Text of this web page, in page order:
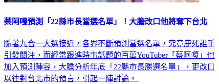
蔡阿嘎預測「22縣市長當選名單」！大膽改口他將奪下台北
隨著九合一大選接近，各界不斷預測當選名單，究竟鹿死誰手
引發關注，而經常跟進時事話題的百萬YouTuber「蔡阿嘎」也
加入預測陣容，大膽分析年底「22縣市長勝選名單」，更改口
以往對台北市的預言，引起一陣討論。